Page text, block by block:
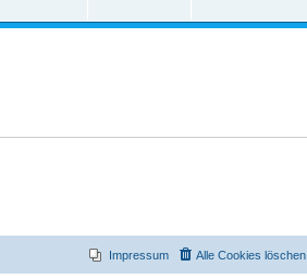
Alle Cookies löschen
Impressum